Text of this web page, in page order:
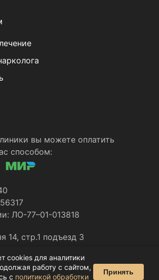
вы можете оплатить
способом:
ЛО-77–01-013818
14, стр.1 подъезд 3
данного сайта являются объектами
права © 2014-2026
cookies для аналитики
работу с сайтом,
с политикой обработки
Принять